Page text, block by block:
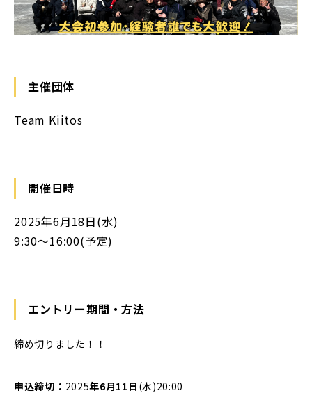
主催団体
Team Kiitos
開催日時
2025年6月18日(水)
9:30〜16:00(予定)
エントリー期間・方法
締め切りました！！
申込締切：2025年6月11日(水)20:00